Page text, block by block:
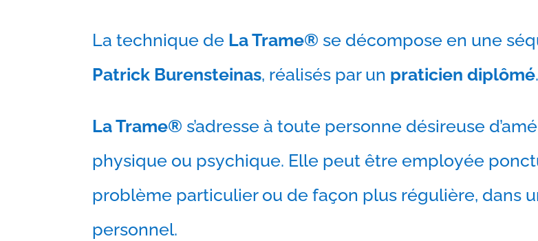
La technique de La Trame® se décompose en une
Patrick Burensteinas, réalisés par un praticien diplômé.
La Trame® s’adresse à toute personne désireuse
physique ou psychique. Elle peut être employée
problème particulier ou de façon plus régulière, dans
personnel.